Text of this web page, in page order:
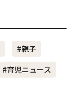
#親子
#育児ニュース